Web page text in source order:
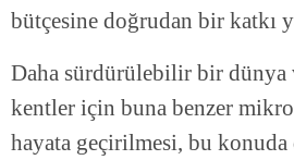
bütçesine doğrudan bir katkı
Daha sürdürülebilir bir dünya
kentler için buna benzer
hayata geçirilmesi, bu konuda